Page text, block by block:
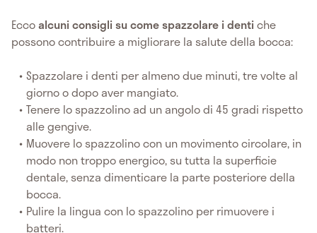
Eccoalcuni consigli su come spazzolare i dentiche
possono contribuire a migliorare la salute della bocca:
Spazzolare i denti per almeno due minuti, tre volte al
giorno o dopo aver mangiato.
Tenere lo spazzolino ad un angolo di 45 gradi rispetto
alle gengive.
Muovere lo spazzolino con un movimento circolare, in
modo non troppo energico, su tutta la superficie
dentale, senza dimenticare la parte posteriore della
bocca.
Pulire la lingua con lo spazzolino per rimuovere i
batteri.